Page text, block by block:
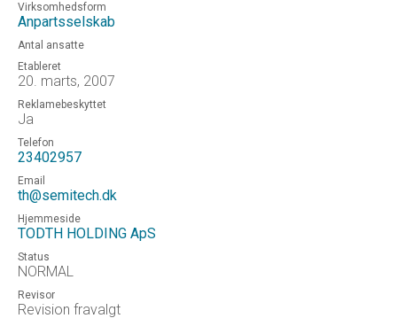
Virksomhedsform
Anpartsselskab
Antal ansatte
Etableret
20. marts, 2007
Reklamebeskyttet
Ja
Telefon
23402957
Email
th@semitech.dk
Hjemmeside
TODTH HOLDING ApS
Status
NORMAL
Revisor
Revision fravalgt